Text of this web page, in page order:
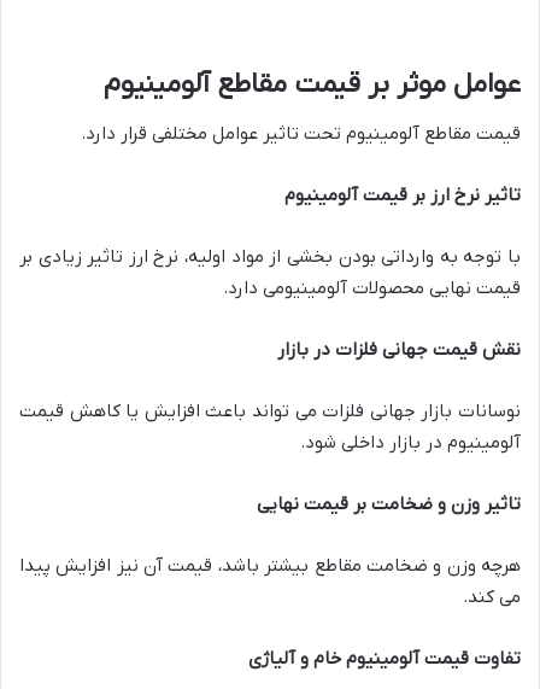
عوامل موثر بر قیمت مقاطع آلومینیوم
قیمت مقاطع آلومینیوم تحت تاثیر عوامل مختلفی قرار دارد.
تاثیر نرخ ارز بر قیمت آلومینیوم
با توجه به وارداتی بودن بخشی از مواد اولیه، نرخ ارز تاثیر زیادی بر
قیمت نهایی محصولات آلومینیومی دارد.
نقش قیمت جهانی فلزات در بازار
نوسانات بازار جهانی فلزات می تواند باعث افزایش یا کاهش قیمت
آلومینیوم در بازار داخلی شود.
تاثیر وزن و ضخامت بر قیمت نهایی
هرچه وزن و ضخامت مقاطع بیشتر باشد، قیمت آن نیز افزایش پیدا
می کند.
تفاوت قیمت آلومینیوم خام و آلیاژی